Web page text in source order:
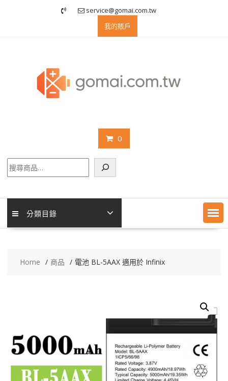
service@gomai.com.tw
我的賬戶
0
尋
分類目錄
Home 商品 電池 BL-5AAX 適用於 Infinix